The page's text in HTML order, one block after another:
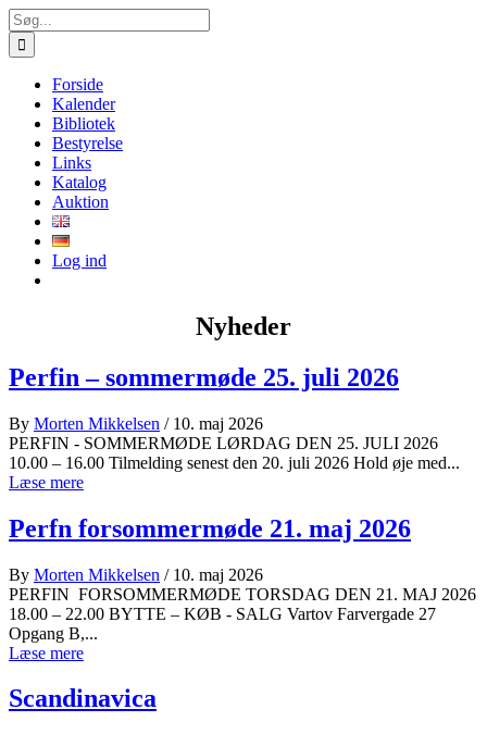
Skip
to
content
Søg
efter:
Forside
Kalender
Bibliotek
Bestyrelse
Links
Katalog
Auktion
Log ind
Nyheder
Perfin – sommermøde 25. juli 2026
By Morten Mikkelsen / 10. maj 2026
PERFIN - SOMMERMØDE LØRDAG DEN 25. JULI 2026
10.00 – 16.00 Tilmelding senest den 20. juli 2026 Hold øje med...
Læse mere
Perfn forsommermøde 21. maj 2026
By Morten Mikkelsen / 10. maj 2026
PERFIN FORSOMMERMØDE TORSDAG DEN 21. MAJ 2026
18.00 – 22.00 BYTTE – KØB - SALG Vartov Farvergade 27
Opgang B,...
Læse mere
Scandinavica